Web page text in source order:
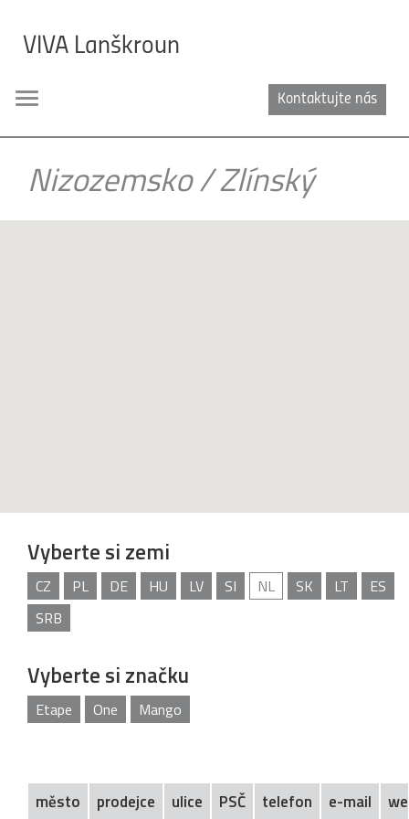
VIVA Lanškroun
Kontaktujte nás
Toggle
Nizozemsko/Zlínský
Vyberte si zemi
CZ PL DE HU LV SI NL SK LT
ES
SRB
Vyberte si značku
Etape One Mango
město prodejce ulice PSČ telefon e-mail